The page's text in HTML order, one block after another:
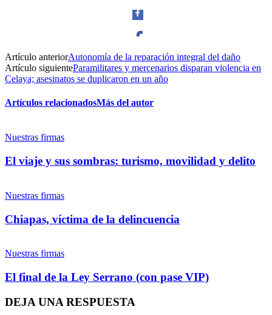
Facebook
Artículo anteriorAutonomía de la reparación integral del daño
Artículo siguienteParamilitares y mercenarios disparan violencia en
Celaya; asesinatos se duplicaron en un año
Artículos relacionadosMás del autor
Nuestras firmas
El viaje y sus sombras: turismo, movilidad y delito
Nuestras firmas
Chiapas, víctima de la delincuencia
Nuestras firmas
El final de la Ley Serrano (con pase VIP)
DEJA UNA RESPUESTA